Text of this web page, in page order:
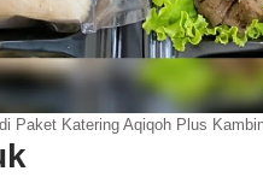
Paket Katering Aqiqoh Plus